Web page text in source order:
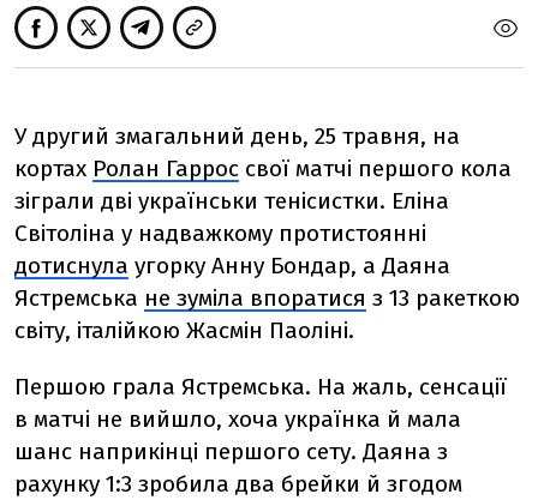
У другий змагальний день, 25 травня, на
кортах Ролан Гаррос свої матчі першого кола
зіграли дві українськи тенісистки. Еліна
Світоліна у надважкому протистоянні
дотиснула угорку Анну Бондар, а Даяна
Ястремська не зуміла впоратися з 13 ракеткою
світу, італійкою Жасмін Паоліні.
Першою грала Ястремська. На жаль, сенсації
в матчі не вийшло, хоча українка й мала
шанс наприкінці першого сету. Даяна з
рахунку 1:3 зробила два брейки й згодом